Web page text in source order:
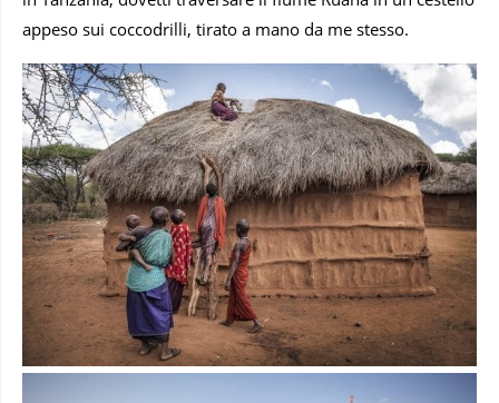
appeso sui coccodrilli, tirato a mano da me stesso.